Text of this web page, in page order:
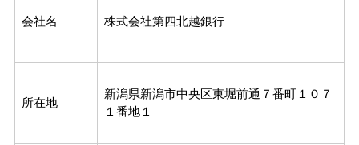
会社名 株式会社第四北越銀行
所在地
新潟県新潟市中央区東堀前通７番町１０７
１番地１